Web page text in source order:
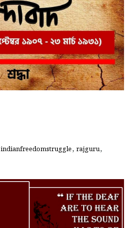
indianfreedomstruggle, rajguru,